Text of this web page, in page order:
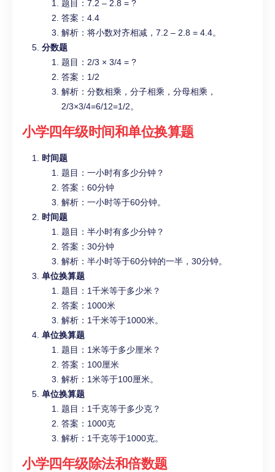
题目：7.2 – 2.8 = ?
答案：4.4
解析：将小数对齐相减，7.2 – 2.8 = 4.4。
分数题
题目：2/3 × 3/4 = ?
答案：1/2
解析：分数相乘，分子相乘，分母相乘，
2/3×3/4=6/12=1/2。
小学四年级时间和单位换算题
时间题
题目：一小时有多少分钟？
答案：60分钟
解析：一小时等于60分钟。
时间题
题目：半小时有多少分钟？
答案：30分钟
解析：半小时等于60分钟的一半，30分钟。
单位换算题
题目：1千米等于多少米？
答案：1000米
解析：1千米等于1000米。
单位换算题
题目：1米等于多少厘米？
答案：100厘米
解析：1米等于100厘米。
单位换算题
题目：1千克等于多少克？
答案：1000克
解析：1千克等于1000克。
小学四年级除法和倍数题